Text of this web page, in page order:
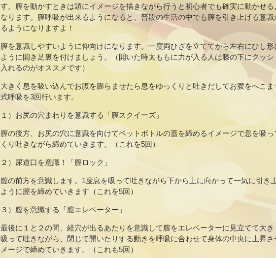
す。膣を動かすときは頭にイメージを描きながら行うと初心者でも確実に動かせる
なります。膣呼吸が出来るようになると、普段の生活の中でも膣を引き上げる意識
るようになりますよ！
膣を意識しやすいように仰向けになります。一度両ひざを立ててから左右にひし形
ように開き足裏を付けましょう。（開いた時太ももに力が入る人は膝の下にクッシ
入れるのがオススメです）
大きく息を吸い込んでお腹を膨らませたら息をゆっくりと吐きだしてお腹をへこま
式呼吸を3回行います。
１）お尻の穴まわりを意識する「膣スクイーズ」
膣の後方、お尻の穴に意識を向けてペットボトルの蓋を締めるイメージで息を吸っ
くり吐きながら締めていきます。（これを5回）
２）尿道口を意識！「膣ロック」
膣の前方を意識します。1度息を吸って吐きながら下から上に向かって一気に引き
ように膣を締めていきます（これを5回）
３）膣を意識する「膣エレベーター」
最後に１と２の間、経穴が出るあたりを意識して膣をエレベーターに見立てて大き
吸って吐きながら、閉じて開いたりする動きを呼吸に合わせて身体の中央に上昇さ
メージで締めていきます。（これも5回）